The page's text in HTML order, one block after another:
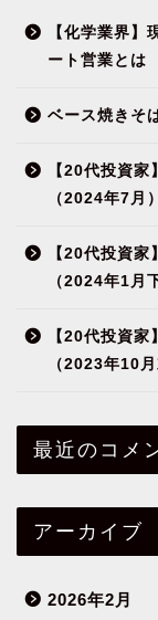
【化学業界】
ート営業とは
ベース焼きそ
【20代投資
（2024年7月）
【20代投資
（2024年1月
【20代投資
（2023年10月
最近のコメ
アーカイブ
2026年2月